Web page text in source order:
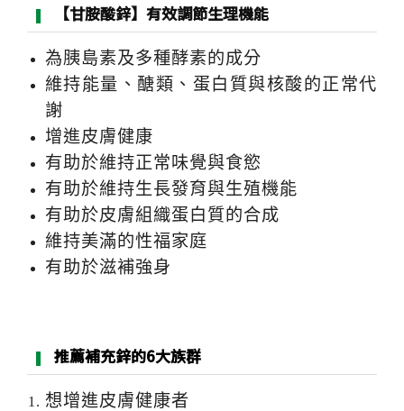
【甘胺酸鋅】有效調節生理機能
為胰島素及多種酵素的成分
維持能量、醣類、蛋白質與核酸的正常代
謝
增進皮膚健康
有助於維持正常味覺與食慾
有助於維持生長發育與生殖機能
有助於皮膚組織蛋白質的合成
維持美滿的性福家庭
有助於滋補強身
推薦補充鋅的6大族群
想增進皮膚健康者